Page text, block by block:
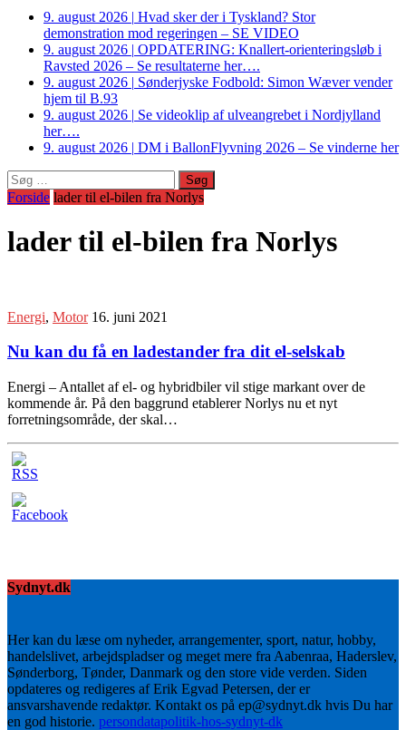
9. august 2026 | Hvad sker der i Tyskland? Stor
demonstration mod regeringen – SE VIDEO
9. august 2026 | OPDATERING: Knallert-orienteringsløb i
Ravsted 2026 – Se resultaterne her….
9. august 2026 | Sønderjyske Fodbold: Simon Wæver vender
hjem til B.93
9. august 2026 | Se videoklip af ulveangrebet i Nordjylland
her….
9. august 2026 | DM i BallonFlyvning 2026 – Se vinderne her
Søg
efter:
Forside lader til el-bilen fra Norlys
lader til el-bilen fra Norlys
Energi, Motor 16. juni 2021
Nu kan du få en ladestander fra dit el-selskab
Energi – Antallet af el- og hybridbiler vil stige markant over de
kommende år. På den baggrund etablerer Norlys nu et nyt
forretningsområde, der skal…
Sydnyt.dk
Her kan du læse om nyheder, arrangementer, sport, natur, hobby,
handelslivet, arbejdspladser og meget mere fra Aabenraa, Haderslev,
Sønderborg, Tønder, Danmark og den store vide verden. Siden
opdateres og redigeres af Erik Egvad Petersen, der er
ansvarshavende redaktør. Kontakt os på ep@sydnyt.dk hvis Du har
en god historie. persondatapolitik-hos-sydnyt-dk